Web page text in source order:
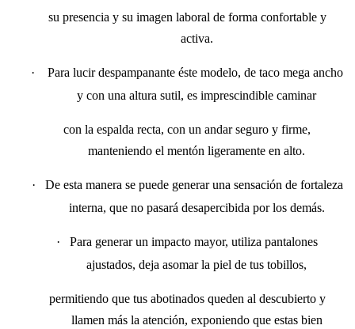
su presencia y su imagen laboral de forma confortable y
activa.
·
Para lucir despampanante éste modelo, de taco mega ancho
y con una altura sutil, es imprescindible caminar
con la espalda recta, con un andar seguro y firme,
manteniendo el mentón ligeramente en alto.
·
De esta manera se puede generar una sensación de fortaleza
interna, que no pasará desapercibida por los demás.
·
Para generar un impacto mayor, utiliza pantalones
ajustados, deja asomar la piel de tus tobillos,
permitiendo que tus abotinados queden al descubierto y
llamen más la atención, exponiendo que estas bien